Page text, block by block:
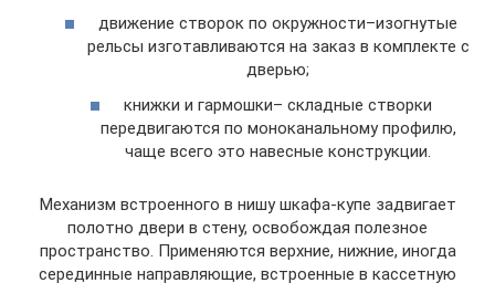
движение створок по окружности–изогнутые
рельсы изготавливаются на заказ в комплекте с
дверью;
книжки и гармошки– складные створки
передвигаются по моноканальному профилю,
чаще всего это навесные конструкции.
Механизм встроенного в нишу шкафа-купе задвигает
полотно двери в стену, освобождая полезное
пространство. Применяются верхние, нижние, иногда
серединные направляющие, встроенные в кассетную